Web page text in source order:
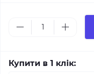
Купити в 1 клік: